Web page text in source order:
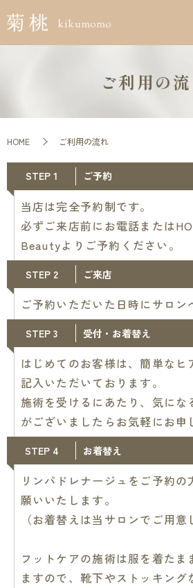
ご利用の
HOME ご利用の流れ
STEP 1 ご予約
当店は完全予約制です。
必ずご来店前にお電話または
Beautyよりご予約ください。
STEP 2 ご来店
ご予約いただいた日時にサロン
STEP 3 受付・お着替え
はじめてのお客様は、簡単な
記入いただいております。
施術を受けるにあたり、気にな
がございましたらお気軽にお申
STEP 4 お着替え
リンパドレナージュをご予約
願いいたします。
（お着替えは当サロンでご用意
フットケアの施術は服を着たま
ますので、靴下やストッキン